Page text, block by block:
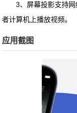
3、屏幕投影支持网
者计算机上播放视频。
应用截图